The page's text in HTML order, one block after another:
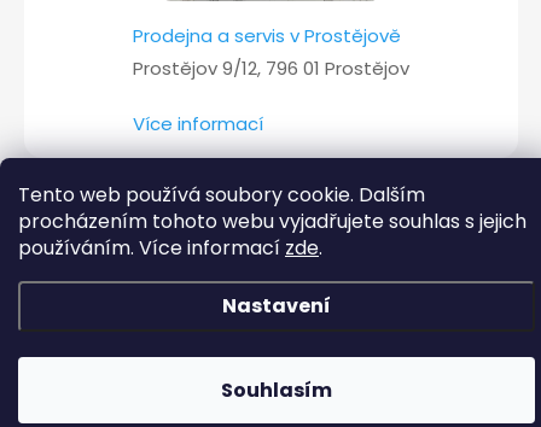
Tento web používá soubory cookie. Dalším
procházením tohoto webu vyjadřujete souhlas s jejich
používáním. Více informací zde.
Nastavení
Souhlasím
Prodejna a servis v Prostějově
Prostějov 9/12, 796 01 Prostějov
Více informací
Vytvořil Shoptet
Copyright 2026iPhoneMarket.cz. Všechna práva vyhrazena.